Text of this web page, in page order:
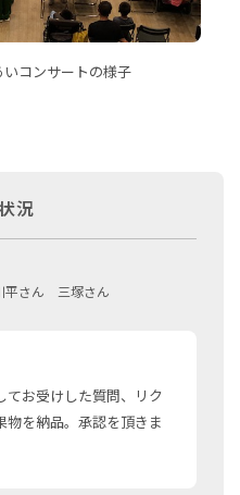
コンサートの様子
況
さん 三塚さん
てお受けした質問、リク
物を納品。承認を頂きま